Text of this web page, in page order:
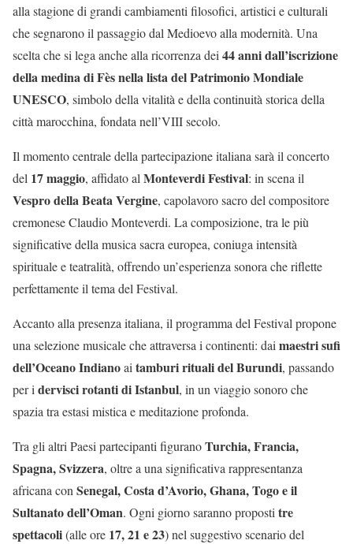
alla stagione di grandi cambiamenti filosofici, artistici e culturali
che segnarono il passaggio dal Medioevo alla modernità. Una
scelta che si lega anche alla ricorrenza dei 44 anni dall’iscrizione
della medina di Fès nella lista del Patrimonio Mondiale
UNESCO, simbolo della vitalità e della continuità storica della
città marocchina, fondata nell’VIII secolo.
Il momento centrale della partecipazione italiana sarà il concerto
del 17 maggio, affidato al Monteverdi Festival: in scena il
Vespro della Beata Vergine, capolavoro sacro del compositore
cremonese Claudio Monteverdi. La composizione, tra le più
significative della musica sacra europea, coniuga intensità
spirituale e teatralità, offrendo un’esperienza sonora che riflette
perfettamente il tema del Festival.
Accanto alla presenza italiana, il programma del Festival propone
una selezione musicale che attraversa i continenti: dai maestri sufi
dell’Oceano Indianoai tamburi rituali del Burundi, passando
per i dervisci rotanti di Istanbul, in un viaggio sonoro che
spazia tra estasi mistica e meditazione profonda.
Tra gli altri Paesi partecipanti figuranoTurchia, Francia,
Spagna, Svizzera, oltre a una significativa rappresentanza
africana con Senegal, Costa d’Avorio, Ghana, Togo e il
Sultanato dell’Oman. Ogni giorno saranno proposti tre
spettacoli(alle ore 17, 21 e 23) nel suggestivo scenario del